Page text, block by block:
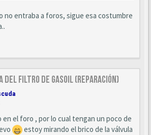
no entraba a foros, sigue esa costumbre
del filtro de gasoil (reparación)
en el foro , por lo cual tengan un poco de
estoy mirando el brico de la válvula